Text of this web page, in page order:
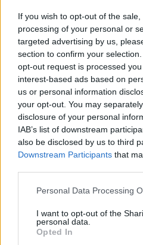
If you wish to opt-out of the
processing of your personal or
targeted advertising by us,
section to confirm your
opt-out request is processed
interest-based ads based on
us or personal information
your opt-out. You may
disclosure of your personal
IAB’s list of downstream
also be disclosed by us to third
Downstream Participants that
Please note that this website/
not limited to your visit or usage
grant or deny consent to
use your data for below
Personal Data Processing
I want to opt-out of the
personal data.
Opted In
Az elmúlt napokban a frontos
vízcserének, kapcsoltan
igen szép halak kerültek
példányok is.
1
E-mail cím